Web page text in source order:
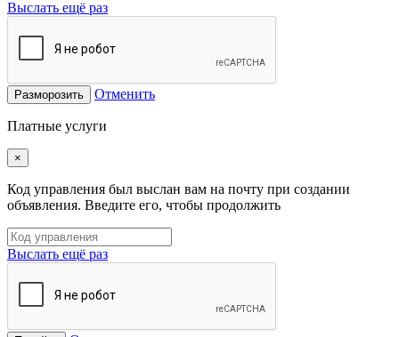
Выслать ещё раз
Разморозить Отменить
Платные услуги
×
Код управления был выслан вам на почту при создании
объявления. Введите его, чтобы продолжить
Выслать ещё раз